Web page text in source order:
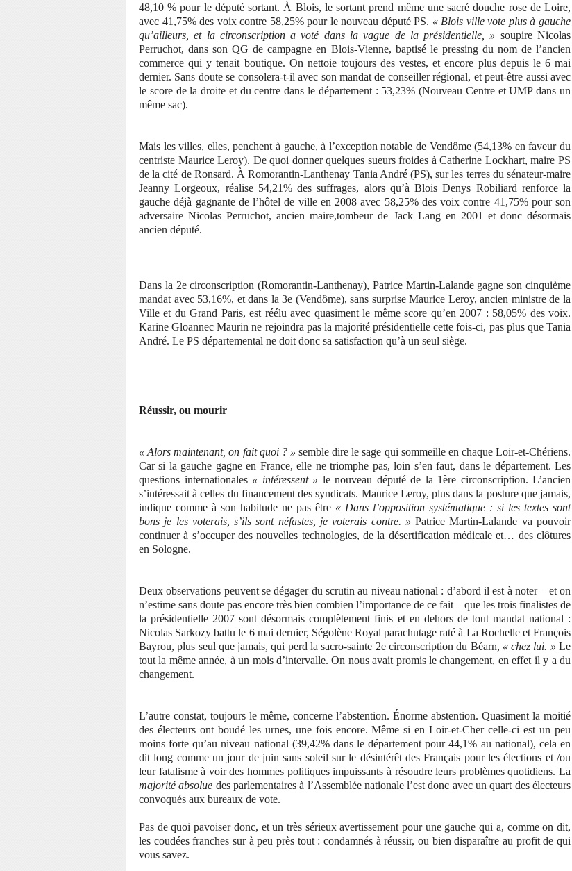
48,10 % pour le député sortant. À Blois, le sortant prend même une sacré douche rose de Loire,
avec 41,75% des voix contre 58,25% pour le nouveau député PS. « Blois ville vote plus à gauche
qu’ailleurs, et la circonscription a voté dans la vague de la présidentielle, » soupire Nicolas
Perruchot, dans son QG de campagne en Blois-Vienne, baptisé le pressing du nom de l’ancien
commerce qui y tenait boutique. On nettoie toujours des vestes, et encore plus depuis le 6 mai
dernier. Sans doute se consolera-t-il avec son mandat de conseiller régional, et peut-être aussi avec
le score de la droite et du centre dans le département : 53,23% (Nouveau Centre et UMP dans un
même sac).
Mais les villes, elles, penchent à gauche, à l’exception notable de Vendôme (54,13% en faveur du
centriste Maurice Leroy). De quoi donner quelques sueurs froides à Catherine Lockhart, maire PS
de la cité de Ronsard. À Romorantin-Lanthenay Tania André (PS), sur les terres du sénateur-maire
Jeanny Lorgeoux, réalise 54,21% des suffrages, alors qu’à Blois Denys Robiliard renforce la
gauche déjà gagnante de l’hôtel de ville en 2008 avec 58,25% des voix contre 41,75% pour son
adversaire Nicolas Perruchot, ancien maire,tombeur de Jack Lang en 2001 et donc désormais
ancien député.
Dans la 2e circonscription (Romorantin-Lanthenay), Patrice Martin-Lalande gagne son cinquième
mandat avec 53,16%, et dans la 3e (Vendôme), sans surprise Maurice Leroy, ancien ministre de la
Ville et du Grand Paris, est réélu avec quasiment le même score qu’en 2007 : 58,05% des voix.
Karine Gloannec Maurin ne rejoindra pas la majorité présidentielle cette fois-ci, pas plus que Tania
André. Le PS départemental ne doit donc sa satisfaction qu’à un seul siège.
Réussir, ou mourir
« Alors maintenant, on fait quoi ? » semble dire le sage qui sommeille en chaque Loir-et-Chériens.
Car si la gauche gagne en France, elle ne triomphe pas, loin s’en faut, dans le département. Les
questions internationales « intéressent » le nouveau député de la 1ère circonscription. L’ancien
s’intéressait à celles du financement des syndicats. Maurice Leroy, plus dans la posture que jamais,
indique comme à son habitude ne pas être « Dans l’opposition systématique : si les textes sont
bons je les voterais, s’ils sont néfastes, je voterais contre. » Patrice Martin-Lalande va pouvoir
continuer à s’occuper des nouvelles technologies, de la désertification médicale et… des clôtures
en Sologne.
Deux observations peuvent se dégager du scrutin au niveau national : d’abord il est à noter – et on
n’estime sans doute pas encore très bien combien l’importance de ce fait – que les trois finalistes de
la présidentielle 2007 sont désormais complètement finis et en dehors de tout mandat national :
Nicolas Sarkozy battu le 6 mai dernier, Ségolène Royal parachutage raté à La Rochelle et François
Bayrou, plus seul que jamais, qui perd la sacro-sainte 2e circonscription du Béarn, « chez lui. » Le
tout la même année, à un mois d’intervalle. On nous avait promis le changement, en effet il y a du
changement.
L’autre constat, toujours le même, concerne l’abstention. Énorme abstention. Quasiment la moitié
des électeurs ont boudé les urnes, une fois encore. Même si en Loir-et-Cher celle-ci est un peu
moins forte qu’au niveau national (39,42% dans le département pour 44,1% au national), cela en
dit long comme un jour de juin sans soleil sur le désintérêt des Français pour les élections et /ou
leur fatalisme à voir des hommes politiques impuissants à résoudre leurs problèmes quotidiens. La
majorité absolue des parlementaires à l’Assemblée nationale l’est donc avec un quart des électeurs
convoqués aux bureaux de vote.
Pas de quoi pavoiser donc, et un très sérieux avertissement pour une gauche qui a, comme on dit,
les coudées franches sur à peu près tout : condamnés à réussir, ou bien disparaître au profit de qui
vous savez.